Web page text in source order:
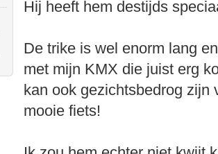
Hij heeft hem destijds
De trike is wel enorm lang
met mijn KMX die juist erg
kan ook gezichtsbedrog zijn
mooie fiets!